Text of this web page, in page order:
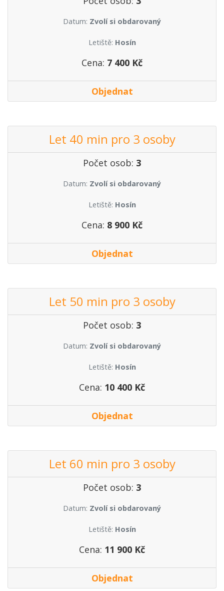
Datum: Zvolí si obdarovaný
Letiště: Hosín
Cena: 7 400 Kč
Objednat
Let 40 min pro 3 osoby
Počet osob: 3
Datum: Zvolí si obdarovaný
Letiště: Hosín
Cena: 8 900 Kč
Objednat
Let 50 min pro 3 osoby
Počet osob: 3
Datum: Zvolí si obdarovaný
Letiště: Hosín
Cena: 10 400 Kč
Objednat
Let 60 min pro 3 osoby
Počet osob: 3
Datum: Zvolí si obdarovaný
Letiště: Hosín
Cena: 11 900 Kč
Objednat